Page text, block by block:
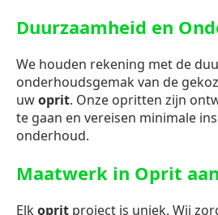
Duurzaamheid en
We houden rekening met de
onderhoudsgemak van de
uwoprit. Onze opritten zijn
te gaan en vereisen minimale
onderhoud.
Maatwerk in Oprit
Elkoprit project is uniek. Wij